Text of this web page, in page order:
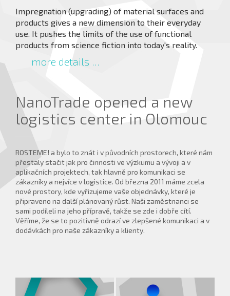
Impregnation (upgrading) of material surfaces and
products gives a new dimension to their everyday
use. It pushes the limits of the use of functional
products from science fiction into today's reality.
more details ...
NanoTrade opened a new
logistics center in Olomouc
ROSTEME! a bylo to znát i v původních prostorech, které nám
přestaly stačit jak pro činnosti ve výzkumu a vývoji a v
aplikačních projektech, tak hlavně pro komunikaci se
zákazníky a nejvíce v logistice. Od března 2011 máme zcela
nové prostory, kde vyřizujeme vaše objednávky, které je
připraveno na další plánovaný růst. Naši zaměstnanci se
sami podíleli na jeho přípravě, takže se zde i dobře cítí.
Věříme, že se to pozitivně odrazí ve zlepšené komunikaci a v
dodávkách pro naše zákazníky a klienty.